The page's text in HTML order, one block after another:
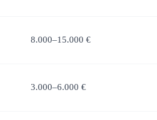
8.000–15.000 €
3.000–6.000 €